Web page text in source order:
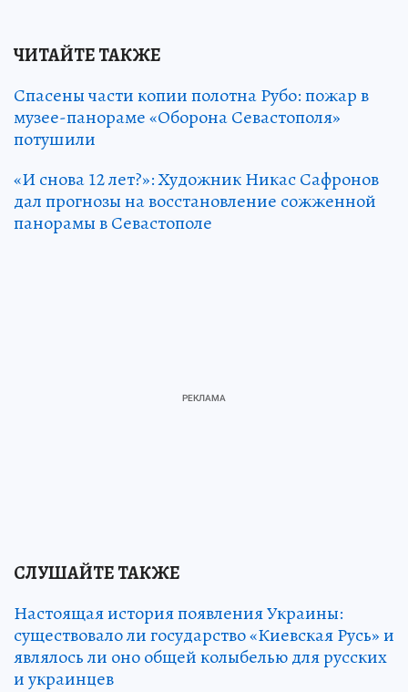
ЧИТАЙТЕ ТАКЖЕ
Спасены части копии полотна Рубо: пожар в
музее-панораме «Оборона Севастополя»
потушили
«И снова 12 лет?»: Художник Никас Сафронов
дал прогнозы на восстановление сожженной
панорамы в Севастополе
СЛУШАЙТЕ ТАКЖЕ
Настоящая история появления Украины:
существовало ли государство «Киевская Русь» и
являлось ли оно общей колыбелью для русских
и украинцев